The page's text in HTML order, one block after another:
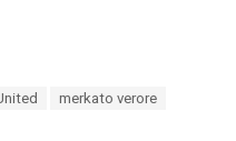
merkato verore